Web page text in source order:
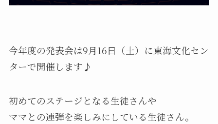
今年度の発表会は9月16日（土）に東海文化セン
ターで開催します♪
初めてのステージとなる生徒さんや
ママとの連弾を楽しみにしている生徒さん。